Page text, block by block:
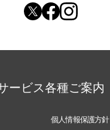
ービス各種ご案内
個人情報保護方針